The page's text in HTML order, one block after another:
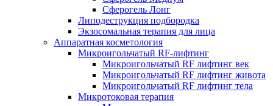
Сферогель Лонг
Липодеструкция подбородка
Экзосомальная терапия для лица
Аппаратная косметология
Микроигольчатый RF-лифтинг
Микроигольчатый RF лифтинг век
Микроигольчатый RF лифтинг живота
Микроигольчатый RF лифтинг тела
Микротоковая терапия